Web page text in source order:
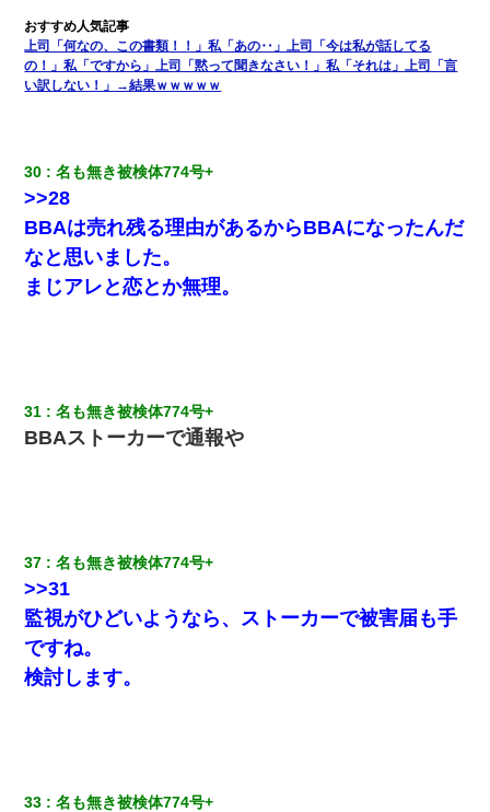
上司「何なの、この書類！！」私「あの‥」上司「今は私が話してる
の！」私「ですから」上司「黙って聞きなさい！」私「それは」上司「言
い訳しない！」→結果ｗｗｗｗｗ
30 名も無き被検体774号+
>>28
BBAは売れ残る理由があるからBBAになったんだ
なと思いました。
まじアレと恋とか無理。
31 名も無き被検体774号+
BBAストーカーで通報や
37 名も無き被検体774号+
>>31
監視がひどいようなら、ストーカーで被害届も手
ですね。
検討します。
33 名も無き被検体774号+